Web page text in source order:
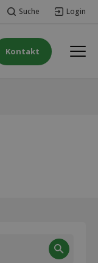
Suche Login
Kontakt